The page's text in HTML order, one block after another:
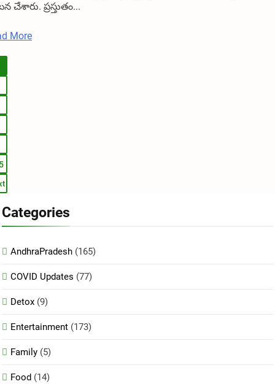
చేశారు. ప్రస్తుతం...
MoreRead
Categories
AndhraPradesh (165)
COVID Updates (77)
Detox (9)
Entertainment (173)
Family (5)
Food (14)